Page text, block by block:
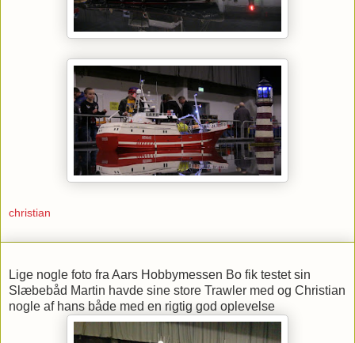
christian
Lige nogle foto fra Aars Hobbymessen Bo fik testet sin
Slæbebåd Martin havde sine store Trawler med og Christian
nogle af hans både med en rigtig god oplevelse